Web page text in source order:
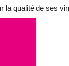
la qualité de ses